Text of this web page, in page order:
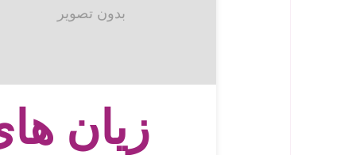
بدون تصویر
زیان